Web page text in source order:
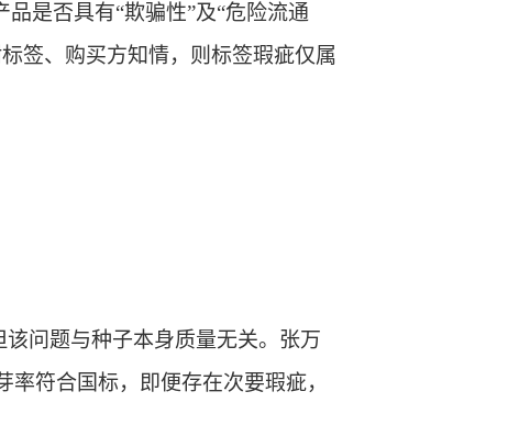
是否具有“欺骗性”及“危险流通
签、购买方知情，则标签瑕疵仅属
问题与种子本身质量无关。张万
率符合国标，即便存在次要瑕疵，